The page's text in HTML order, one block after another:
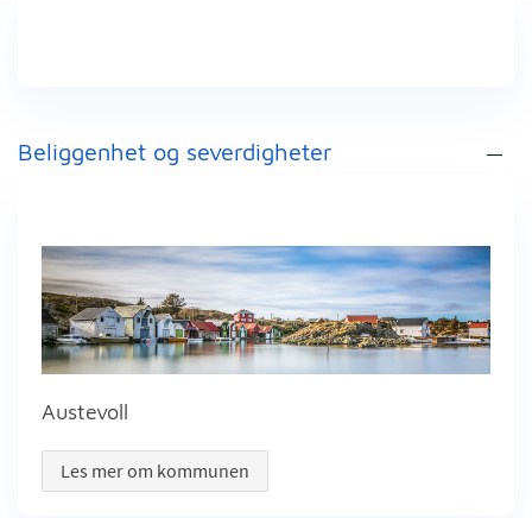
Beliggenhet og severdigheter
Austevoll
Les mer om kommunen